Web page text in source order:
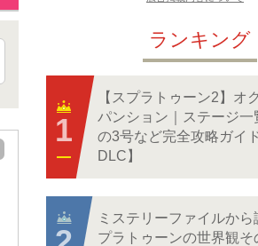
ランキング
【スプラトゥーン2】オ
パンション｜ステージ一
の3号など完全攻略ガイ
DLC】
ミステリーファイルから
プラトゥーンの世界観そ